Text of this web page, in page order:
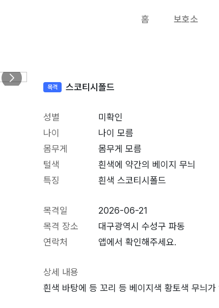
홈 보호소
목격 스코티시폴드
성별
미확인
나이
나이 모름
몸무게
몸무게 모름
털색
흰색에 약간의 베이지 무늬
특징
흰색 스코티시폴드
목격일
2026-06-21
목격 장소
대구광역시 수성구 파동
연락처
앱에서 확인해주세요.
상세 내용
흰색 바탕에 등 꼬리 등 베이지색 황토색 무늬가